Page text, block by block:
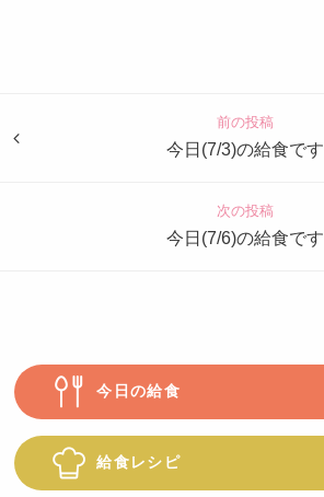
も
前の投稿
今日(7/3)の給食です
次の投稿
今日(7/6)の給食です
今日の給食
給食レシピ